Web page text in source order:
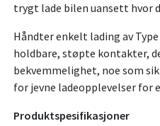
trygt lade bilen uansett hvor
Håndter enkelt lading av
holdbare, støpte kontakter,
bekvemmelighet, noe som
for jevne ladeopplevelser for
Produktspesifikasjoner